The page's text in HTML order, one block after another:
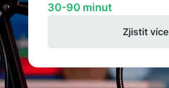
30-90 minut
Zjistit více